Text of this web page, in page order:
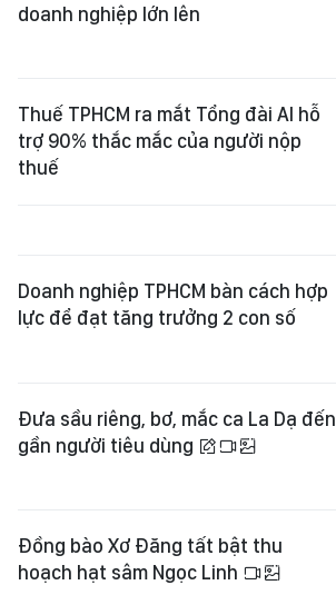
doanh nghiệp lớn lên
Thuế TPHCM ra mắt Tổng đài AI hỗ
trợ 90% thắc mắc của người nộp
thuế
Doanh nghiệp TPHCM bàn cách hợp
lực để đạt tăng trưởng 2 con số
Đưa sầu riêng, bơ, mắc ca La Dạ đến
gần người tiêu dùng
Đồng bào Xơ Đăng tất bật thu
hoạch hạt sâm Ngọc Linh